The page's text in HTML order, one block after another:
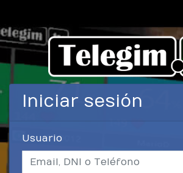
Iniciar sesión
Usuario